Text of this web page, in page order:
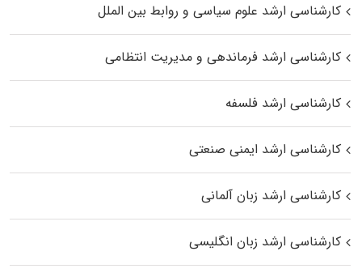
کارشناسی ارشد علوم سیاسی و روابط بین الملل
کارشناسی ارشد فرماندهی و مدیریت انتظامی
کارشناسی ارشد فلسفه
کارشناسی ارشد ایمنی صنعتی
کارشناسی ارشد زبان آلمانی
کارشناسی ارشد زبان انگلیسی